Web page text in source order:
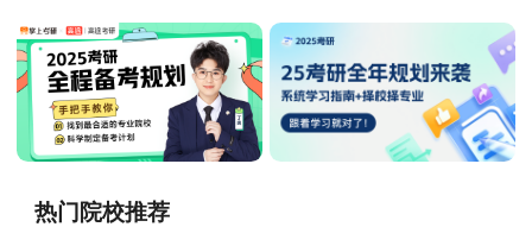
热门院校推荐